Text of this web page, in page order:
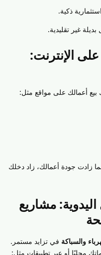
ذكية.
غير تقليدية.
الإنترنت:
أعمالك على مواقع مثل:
زادت جودة أعمالك، زاد دخلك
مشاريع
والسباكة في تزايد مستمر.
محليًا أو عبر تطبيقات مثل: